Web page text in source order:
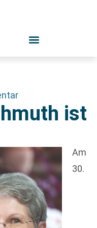
ist
Am
30.